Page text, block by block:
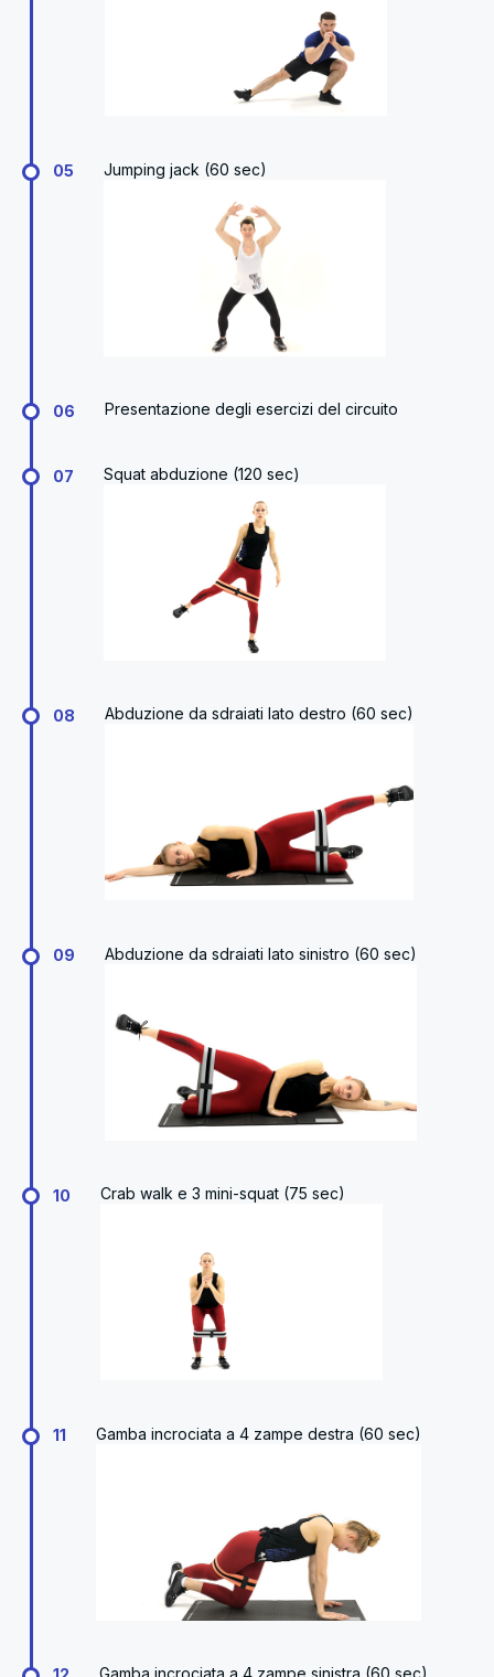
05 Jumping jack (60 sec)
06 Presentazione degli esercizi del circuito
07 Squat abduzione (120 sec)
08 Abduzione da sdraiati lato destro (60 sec)
09 Abduzione da sdraiati lato sinistro (60 sec)
10 Crab walk e 3 mini-squat (75 sec)
11 Gamba incrociata a 4 zampe destra (60 sec)
Gamba incrociata a 4 zampe sinistra (60 sec)